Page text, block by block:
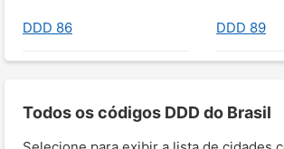
DDD 86 DDD 89
Todos os códigos DDD do Brasil